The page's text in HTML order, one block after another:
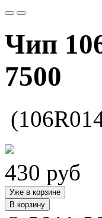
Чип
7500
430 руб
Уже в корзине
В корзину